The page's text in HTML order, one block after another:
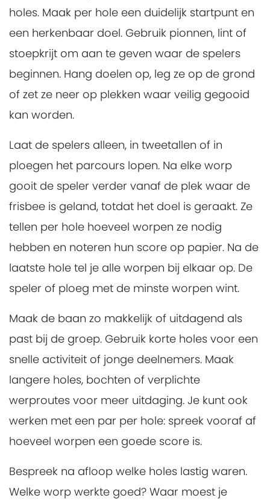
holes. Maak per hole een duidelijk startpunt en
een herkenbaar doel. Gebruik pionnen, lint of
stoepkrijt om aan te geven waar de spelers
beginnen. Hang doelen op, leg ze op de grond
of zet ze neer op plekken waar veilig gegooid
kan worden.
Laat de spelers alleen, in tweetallen of in
ploegen het parcours lopen. Na elke worp
gooit de speler verder vanaf de plek waar de
frisbee is geland, totdat het doel is geraakt. Ze
tellen per hole hoeveel worpen ze nodig
hebben en noteren hun score op papier. Na de
laatste hole tel je alle worpen bij elkaar op. De
speler of ploeg met de minste worpen wint.
Maak de baan zo makkelijk of uitdagend als
past bij de groep. Gebruik korte holes voor een
snelle activiteit of jonge deelnemers. Maak
langere holes, bochten of verplichte
werproutes voor meer uitdaging. Je kunt ook
werken met een par per hole: spreek vooraf af
hoeveel worpen een goede score is.
Bespreek na afloop welke holes lastig waren.
Welke worp werkte goed? Waar moest je